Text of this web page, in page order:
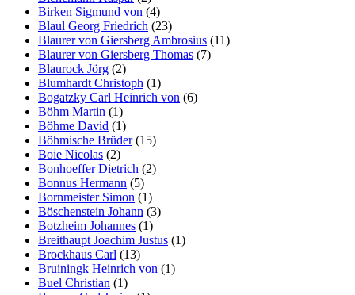
Birken Sigmund von (4)
Blaul Georg Friedrich (23)
Blaurer von Giersberg Ambrosius (11)
Blaurer von Giersberg Thomas (7)
Blaurock Jörg (2)
Blumhardt Christoph (1)
Bogatzky Carl Heinrich von (6)
Böhm Martin (1)
Böhme David (1)
Böhmische Brüder(15)
Boie Nicolas (2)
Bonhoeffer Dietrich (2)
Bonnus Hermann (5)
Bornmeister Simon (1)
Böschenstein Johann (3)
Botzheim Johannes (1)
Breithaupt Joachim Justus (1)
Brockhaus Carl (13)
Bruiningk Heinrich von (1)
Buel Christian (1)